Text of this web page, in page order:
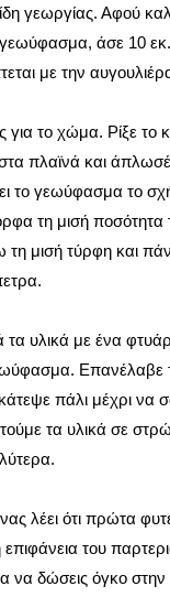
γεωργίας. Αφού
γεωύφασμα, άσε 10
με την
για το χώμα. Ρίξε το
πλαϊνά και άπλωσέ
το γεωύφασμα το
τη μισή ποσότητα
τη μισή τύρφη και
υλικά με ένα
Επανέλαβε
πάλι μέχρι
τα υλικά σε
λέει ότι πρώτα
του
να δώσεις όγκο